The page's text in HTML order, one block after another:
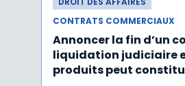
CONTRATS COMMERCIAUX
Annoncer la fin d’un
liquidation judiciaire
produits peut